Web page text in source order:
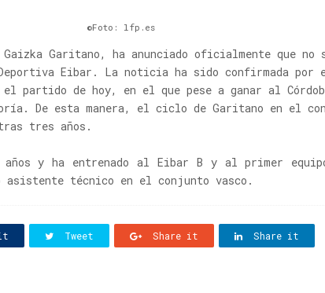
©Foto: lfp.es
Garitano, ha anunciado oficialmente que no
Eibar. La noticia ha sido confirmada por
partido de hoy, en el que pese a ganar al
De esta manera, el ciclo de Garitano en el
tres años.
años y ha entrenado al Eibar B y al primer
asistente técnico en el conjunto vasco.
Tweet Share it Share it